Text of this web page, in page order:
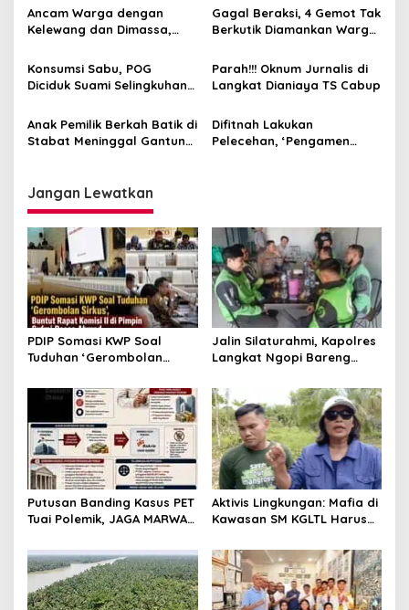
Polsek Stabat Diterima Polres Langkat
Ancam Warga dengan
Kelewang dan Dimassa,
Diterima Polres Langkat
Gagal Beraksi, 4 Gemot Tak
Berkutik Diamankan Warga
Konsumsi Sabu, POG
Diciduk Suami Selingkuhan
Parah!!! Oknum Jurnalis di
Langkat Dianiaya TS Cabup
Anak Pemilik Berkah Batik di
Stabat Meninggal Gantung
Difitnah Lakukan
Pelecehan, ‘Pengamen
Jangan Lewatkan
PDIP Somasi KWP Soal
Tuduhan ‘Gerombolan
Komisi II Dipimpin Sufmi
Dasco Ahmad
Jalin Silaturahmi, Kapolres
Langkat Ngopi Bareng
Putusan Banding Kasus PET
Tuai Polemik, JAGA MARWAH
Bakrie Group
Aktivis Lingkungan: Mafia di
Kawasan SM KGLTL Harus